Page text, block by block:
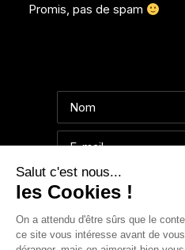
Promis, pas de spam